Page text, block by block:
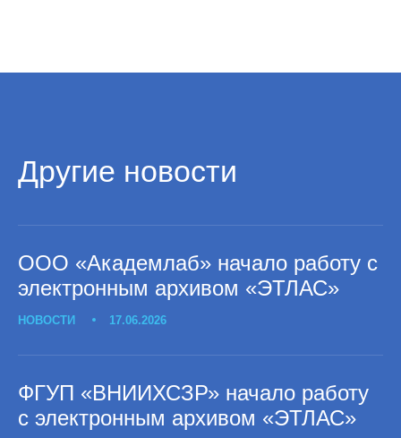
Другие новости
ООО «Академлаб» начало работу с
электронным архивом «ЭТЛАС»
НОВОСТИ 17.06.2026
ФГУП «ВНИИХСЗР» начало работу
с электронным архивом «ЭТЛАС»